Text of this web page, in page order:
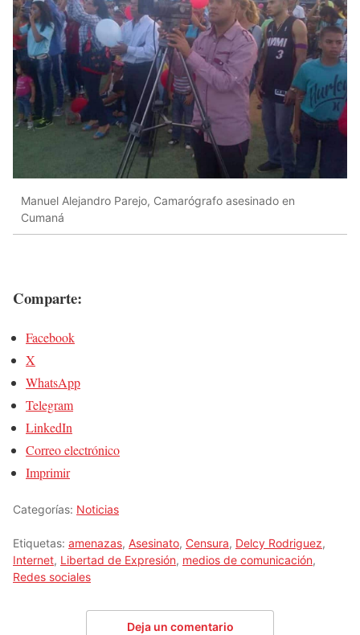
Manuel Alejandro Parejo, Camarógrafo asesinado en
Cumaná
Comparte:
Facebook
X
WhatsApp
Telegram
LinkedIn
Correo electrónico
Imprimir
Categorías: Noticias
Etiquetas: amenazas, Asesinato, Censura, Delcy Rodriguez,
Internet, Libertad de Expresión, medios de comunicación,
Redes sociales
Deja un comentario